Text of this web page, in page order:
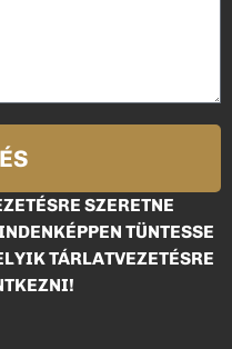
SZERETNE
TÜNTESSE
TÁRLATVEZETÉSRE